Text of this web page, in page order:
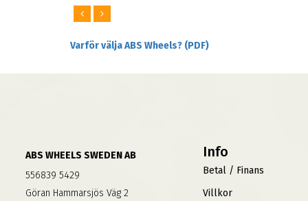
Varför välja ABS Wheels? (PDF)
ABS WHEELS SWEDEN AB
556839 5429
Göran Hammarsjös Väg 2
Info
Betal / Finans
Villkor